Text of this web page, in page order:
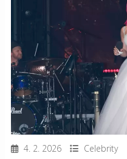
4. 2. 2026 Celebrity